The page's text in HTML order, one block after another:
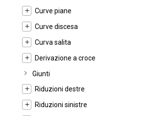
Curve piane
Curve discesa
Curva salita
Derivazione a croce
Giunti
Riduzioni destre
Riduzioni sinistre